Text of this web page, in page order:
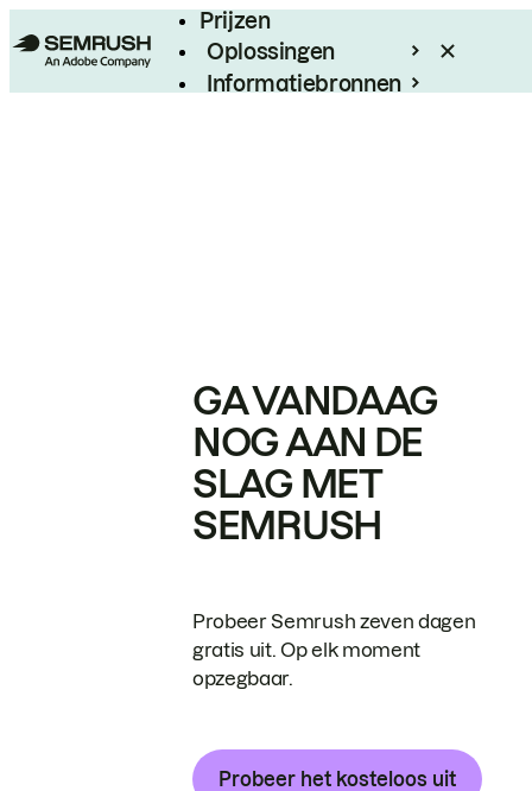
Prijzen
Oplossingen
Informatiebronnen
GA VANDAAG
NOG AAN DE
SLAG MET
SEMRUSH
Probeer Semrush zeven dagen
gratis uit. Op elk moment
opzegbaar.
Probeer het kosteloos uit